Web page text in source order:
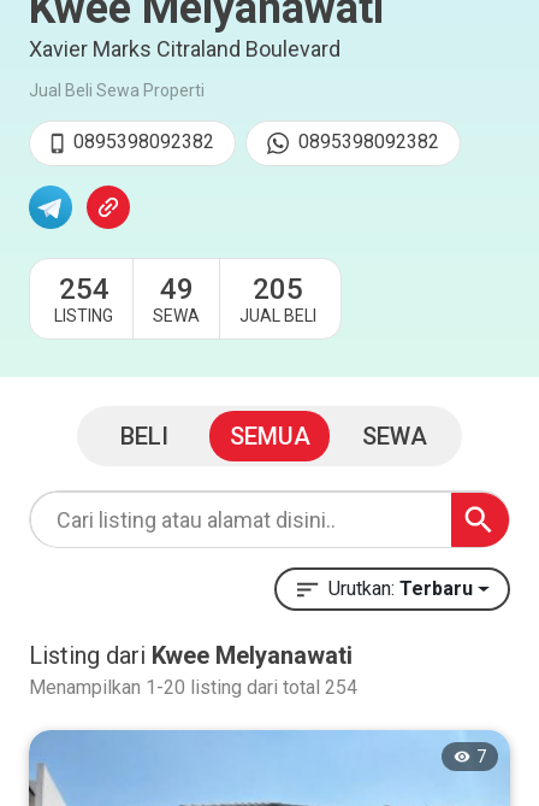
Xavier Marks Citraland Boulevard
Jual Beli Sewa Properti
0895398092382 0895398092382
254
LISTING
49
SEWA
205
JUAL BELI
BELI SEMUA SEWA
Urutkan: Terbaru
Listing dari Kwee Melyanawati
Menampilkan 1-20 listing dari total 254
7